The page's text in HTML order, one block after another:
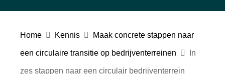
Home Kennis Maak concrete stappen naar
een circulaire transitie op bedrijventerreinen In
zes stappen naar een circulair bedrijventerrein